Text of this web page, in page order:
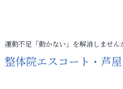
運動不足「動かない」を解消しません
整体院エスコート・芦